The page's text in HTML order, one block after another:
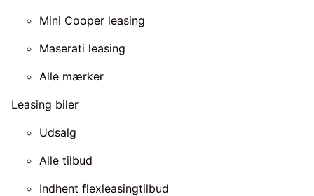
Mini Cooper leasing
Maserati leasing
Alle mærker
Leasing biler
Udsalg
Alle tilbud
Indhent flexleasingtilbud